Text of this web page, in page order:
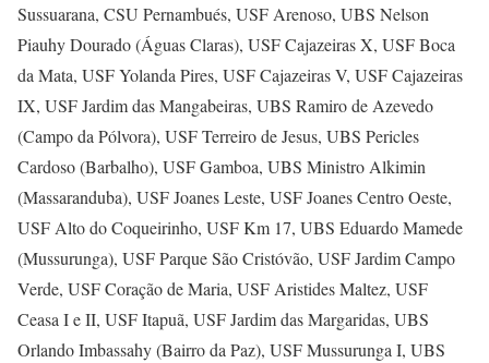
Sussuarana, CSU Pernambués, USF Arenoso, UBS Nelson
Piauhy Dourado (Águas Claras), USF Cajazeiras X, USF Boca
da Mata, USF Yolanda Pires, USF Cajazeiras V, USF Cajazeiras
IX, USF Jardim das Mangabeiras, UBS Ramiro de Azevedo
(Campo da Pólvora), USF Terreiro de Jesus, UBS Pericles
Cardoso (Barbalho), USF Gamboa, UBS Ministro Alkimin
(Massaranduba), USF Joanes Leste, USF Joanes Centro Oeste,
USF Alto do Coqueirinho, USF Km 17, UBS Eduardo Mamede
(Mussurunga), USF Parque São Cristóvão, USF Jardim Campo
Verde, USF Coração de Maria, USF Aristides Maltez, USF
Ceasa I e II, USF Itapuã, USF Jardim das Margaridas, UBS
Orlando Imbassahy (Bairro da Paz), USF Mussurunga I, UBS